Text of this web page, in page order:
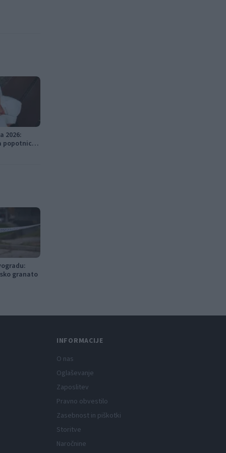
2026:
popotnica
granato
INFORMACIJE
O nas
Oglaševanje
Zaposlitev
Pravno obvestilo
Zasebnost in piškotki
Storitve
Naročnine